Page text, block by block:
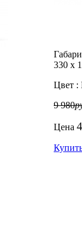
330 х
Цвет :
9 980
Цена